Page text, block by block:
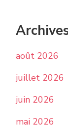
août 2026
juillet 2026
juin 2026
mai 2026